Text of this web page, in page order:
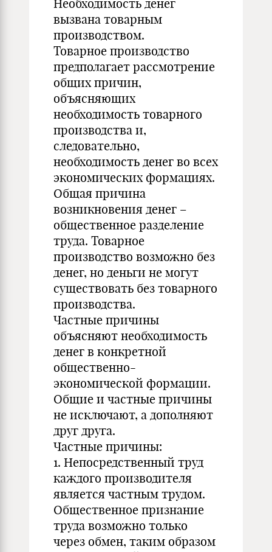
Необходимость денег
вызвана товарным
производством.
Товарное производство
предполагает рассмотрение
общих причин,
объясняющих
необходимость товарного
производства и,
следовательно,
необходимость денег во всех
экономических формациях.
Общая причина
возникновения денег –
общественное разделение
труда. Товарное
производство возможно без
денег, но деньги не могут
существовать без товарного
производства.
Частные причины
объясняют необходимость
денег в конкретной
общественно-
экономической формации.
Общие и частные причины
не исключают, а дополняют
друг друга.
Частные причины:
1. Непосредственный труд
каждого производителя
является частным трудом.
Общественное признание
труда возможно только
через обмен, таким образом